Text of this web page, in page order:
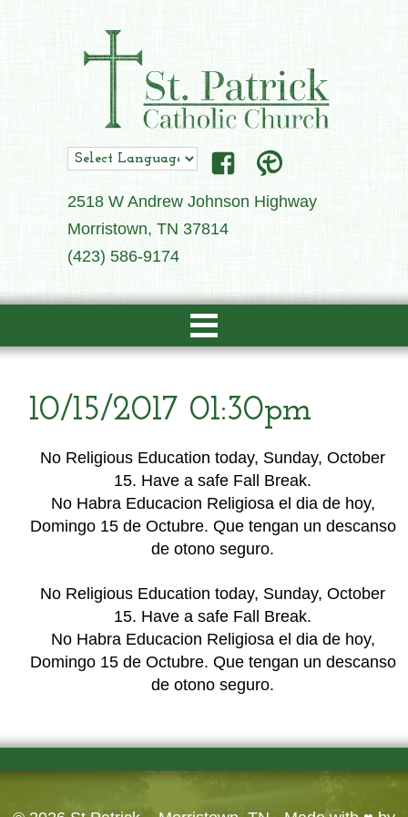
2518 W Andrew Johnson Highway
Morristown, TN 37814
(423) 586-9174
10/15/2017 01:30pm
No Religious Education today, Sunday, October
15. Have a safe Fall Break.
No Habra Educacion Religiosa el dia de hoy,
Domingo 15 de Octubre. Que tengan un descanso
de otono seguro.
No Religious Education today, Sunday, October
15. Have a safe Fall Break.
No Habra Educacion Religiosa el dia de hoy,
Domingo 15 de Octubre. Que tengan un descanso
de otono seguro.